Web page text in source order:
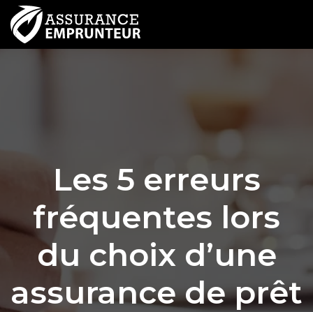
Les 5 erreurs
fréquentes lors
du choix d’une
assurance de prêt